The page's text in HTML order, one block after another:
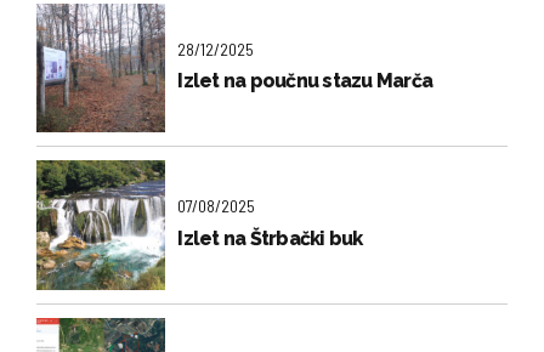
28/12/2025
Izlet na poučnu stazu Marča
07/08/2025
Izlet na Štrbački buk